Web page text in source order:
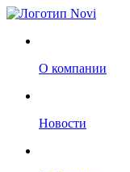
О компании
Новости